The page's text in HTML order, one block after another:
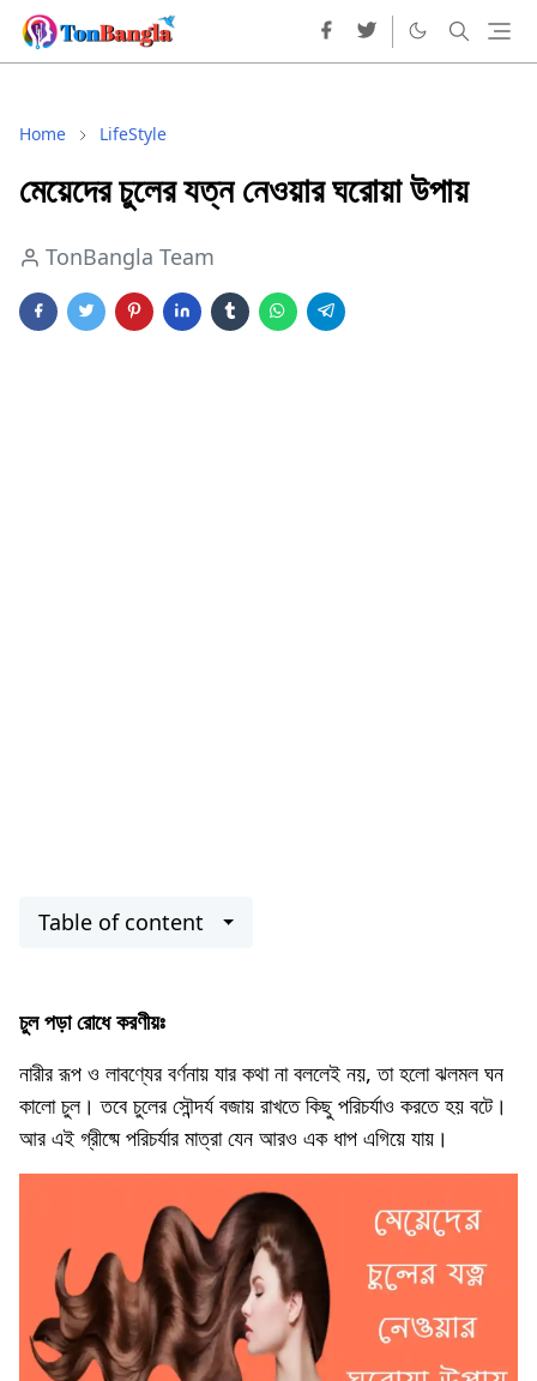
Home LifeStyle
মেয়েদের চুলের যত্ন নেওয়ার ঘরোয়া উপায়
TonBangla Team
Table of content
চুল পড়া রোধে করণীয়ঃ
নারীর রূপ ও লাবণ্যের বর্ণনায় যার কথা না বললেই নয়, তা হলো ঝলমল ঘন
কালো চুল। তবে চুলের সৌন্দর্য বজায় রাখতে কিছু পরিচর্যাও করতে হয় বটে।
আর এই গ্রীষ্মে পরিচর্যার মাত্রা যেন আরও এক ধাপ এগিয়ে যায়।